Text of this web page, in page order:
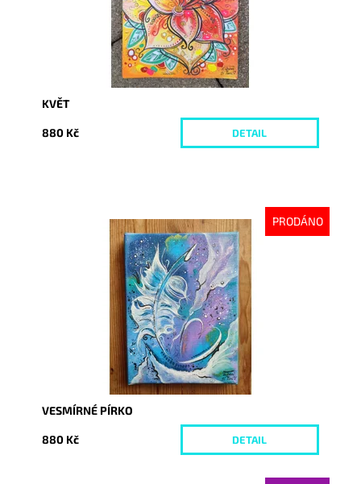
KVĚT
880 Kč DETAIL
PRODÁNO
Vyprodáno
4998
VESMÍRNÉ PÍRKO
880 Kč DETAIL